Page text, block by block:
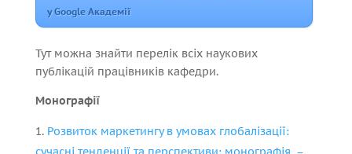
у Google Академії
Тут можна знайти перелік всіх наукових
публікацій працівників кафедри.
Монографії
Розвиток маркетингу в умовах глобалізації: